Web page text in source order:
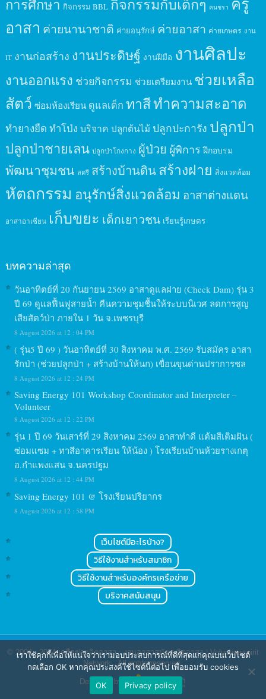
การศึกษา กิจกรรม BBL กิจกรรมกับเด็กๆ คนชรา
อาสา ค่ายนานาชาติ ค่ายอนุรักษ์ ค่ายอาสา ค่ายเกษตร งาน
IT งานก่อสร้าง งานประดิษฐ์ งานฝีมือ งานศิลปะ
งานออกแรง ช่วยกิจกรรม ช่วยเตรียมงาน ช่วยเหลือ
สัตว์ ซ่อมห้องเรียน ดูแลเด็ก ทาสีทำความสะอาด
ทำยางยืด ทำโป่ง บริจาค ปลูกต้นไม้ ปลูกปะการัง ปลูกป่า
ปลูกป่าชายเลน ปลูกป่าโกงกาง ผู้ป่วย ผู้พิการ ฝึกอบรม
พัฒนาชุมชน สตรี สร้างบ้านดินสร้างฝาย สิ่งแวดล้อม
หัตถกรรม อนุรักษ์สิ่งแวดล้อม อาสาต่างแดน
อาสาอาเซียน เก็บขยะ เด็กเยาวชน เรียนรู้เกษตร
บทความล่าสุด
วันอาทิตย์ที่ 20 กันยายน 2569 อาสาดูแลฝาย (Check Dam) รุ่น 3
ปี 69 ดูแลฟื้นฟูสายน้ำ คืนความชุมชื้นให้ระบบนิเวศ ลดการสูญ
เสียสัตว์ป่า ภายใน 1 วัน จ.เพชรบุรี
8 August 2026 at 12 : 04 PM
( รุ่น5 ปี 69 ) วันอาทิตย์ที่ 30 สิงหาคม พ.ศ. 2569 รับสมัคร อาสา
รักป่า (ช่วยปลูกป่า + สร้างบ้านให้นก) เขื่อนขุนด่านปราการชล
8 August 2026 at 12 : 24 PM
Saving Energy 101 Workshop Coordinator and Interpreter –
Volunteer
8 August 2026 at 12 : 22 PM
รุ่น 1 ปี 69 วันเสาร์ที่ 29 สิงหาคม 2569 อาสาทำดี แต้มสีเติมฝัน (
ซ่อมแซม + ทาสีอาคารเรียน ให้น้อง ) โรงเรียนบ้านห้วยรางเกตุ
อ.กำแพงแสน จ.นครปฐม
8 August 2026 at 12 : 44 PM
Saving Energy 101 @ โรงเรียนปริยากร
8 August 2026 at 12 : 58 PM
เว็บไซต์มีอะไรบ้าง?
วิธีใช้งานสำหรับสมาชิก
วิธีใช้งานสำหรับองค์กรเครือข่าย
บริจาคสนับสนุน
© 2004 - 2024เครือข่ายจิตอาสา : งานอาสาสมัคร จิตอาสา | Volunteerspirit
Network. All rights reserved.
Designed by
เราใช้คุกกี้เพื่อให้แน่ใจว่าเรามอบประสบการณ์ที่ดีที่สุดแก่คุณบนเว็บไซต์
กดเลือก OK หากคุณประสงค์ใช้ไซต์นี้ต่อไป เพื่อยอมรับ cookies
OK
Privacy policy